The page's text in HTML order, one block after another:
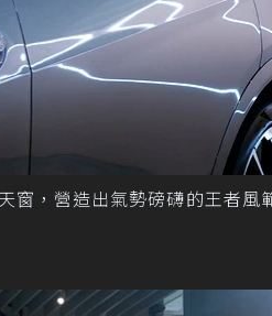
窗，營造出氣勢磅礴的王者風